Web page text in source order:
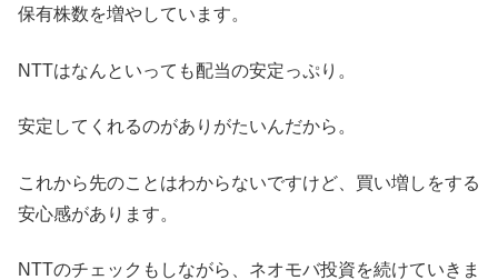
保有株数を増やしています。
NTTはなんといっても配当の安定っぷり。
安定してくれるのがありがたいんだから。
これから先のことはわからないですけど、買い増しをする
安心感があります。
NTTのチェックもしながら、ネオモバ投資を続けていきま